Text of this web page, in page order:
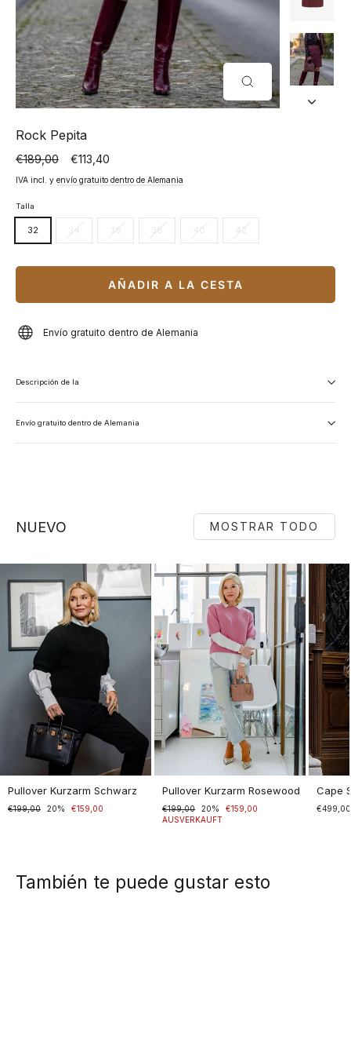
CERRAR
(ESC)
Rock Pepita
Precio
normal
€189,00
Precio
especial
€113,40
IVA incl. y envío gratuito dentro de Alemania
Talla
32 34 36 38 40 42
AÑADIR A LA CESTA
Envío gratuito dentro de Alemania
Descripción de la
Envío gratuito dentro de Alemania
NUEVO MOSTRAR TODO
Pullover Kurzarm Schwarz
Normaler
€199,00
Sonderpreis20% €159,00
Pullover Kurzarm Rosewood
Normaler
Preis
€199,00
Sonderpreis20%
€159,00
AUSVERKAUFT
Cape
€499,00
También te puede gustar esto